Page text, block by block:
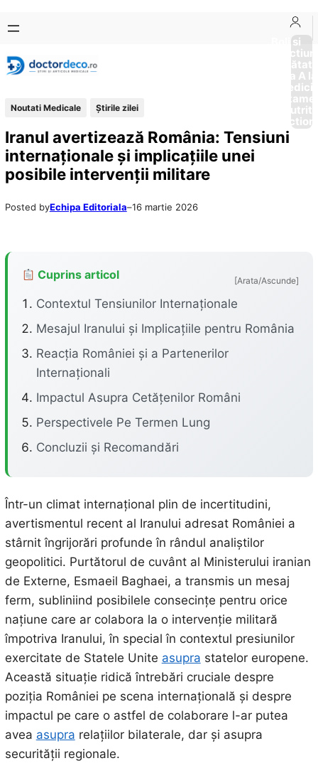
conținut
content
Boli si
Afectiuni
Sănătate
de la A
Noutati Medicale Știrile zilei
Iranul avertizează România: Tensiuni
internaționale și implicațiile unei
posibile intervenții militare
Posted byEchipa Editoriala–16 martie 2026
Cuprins articol [Arata/Ascunde]
Contextul Tensiunilor Internaționale
Mesajul Iranului și Implicațiile pentru România
Reacția României și a Partenerilor
Internaționali
Impactul Asupra Cetățenilor Români
Perspectivele Pe Termen Lung
Concluzii și Recomandări
Într-un climat internațional plin de incertitudini,
avertismentul recent al Iranului adresat României a
stârnit îngrijorări profunde în rândul analiștilor
geopolitici. Purtătorul de cuvânt al Ministerului iranian
de Externe, Esmaeil Baghaei, a transmis un mesaj
ferm, subliniind posibilele consecințe pentru orice
națiune care ar colabora la o intervenție militară
împotriva Iranului, în special în contextul presiunilor
exercitate de Statele Unite asupra statelor europene.
Această situație ridică întrebări cruciale despre
poziția României pe scena internațională și despre
impactul pe care o astfel de colaborare l-ar putea
avea asupra relațiilor bilaterale, dar și asupra
securității regionale.